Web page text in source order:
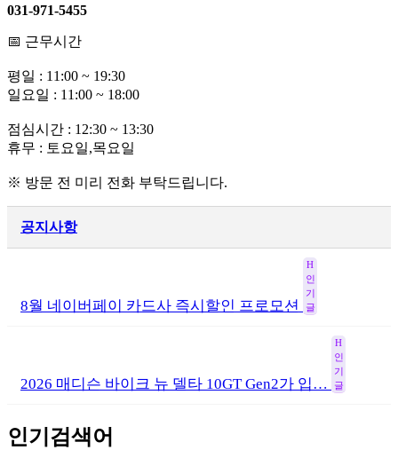
031-971-5455
📅 근무시간
평일 : 11:00 ~ 19:30
일요일 : 11:00 ~ 18:00
점심시간 : 12:30 ~ 13:30
휴무 : 토요일,목요일
※ 방문 전 미리 전화 부탁드립니다.
공지사항
8월 네이버페이 카드사 즉시할인 프로모션
H
인
기
글
2026 매디슨 바이크 뉴 델타 10GT Gen2가 입…
H
인
기
글
인기검색어